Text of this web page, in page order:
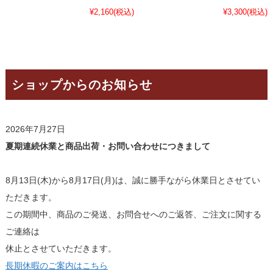
¥2,160(税込)
¥3,300(税込)
ショップからのお知らせ
2026年7月27日
夏期連続休業と商品出荷・お問い合わせにつきまして
8月13日(木)から8月17日(月)は、誠に勝手ながら休業日とさせてい
ただきます。
この期間中、商品のご発送、お問合せへのご返答、ご注文に関する
ご連絡は
休止とさせていただきます。
長期休暇のご案内はこちら